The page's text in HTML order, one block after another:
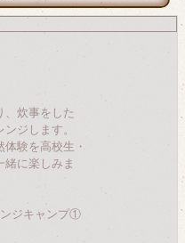
、炊事をした
ジします。
験を高校生・
緒に楽しみま
ジキャンプ①